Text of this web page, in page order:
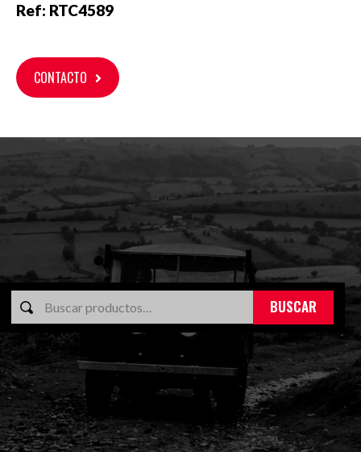
Ref: RTC4589
CONTACTO
BUSCAR